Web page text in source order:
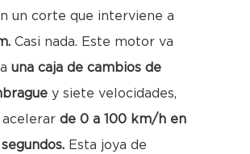
un corte que interviene a
Casi nada. Este motor va
una caja de cambios de
y siete velocidades,
acelerar de 0 a 100 km/h en
Esta joya de